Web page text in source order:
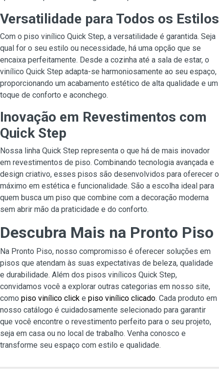
Versatilidade para Todos os Estilos
Com o piso vinílico Quick Step, a versatilidade é garantida. Seja
qual for o seu estilo ou necessidade, há uma opção que se
encaixa perfeitamente. Desde a cozinha até a sala de estar, o
vinílico Quick Step adapta-se harmoniosamente ao seu espaço,
proporcionando um acabamento estético de alta qualidade e um
toque de conforto e aconchego.
Inovação em Revestimentos com
Quick Step
Nossa linha Quick Step representa o que há de mais inovador
em revestimentos de piso. Combinando tecnologia avançada e
design criativo, esses pisos são desenvolvidos para oferecer o
máximo em estética e funcionalidade. São a escolha ideal para
quem busca um piso que combine com a decoração moderna
sem abrir mão da praticidade e do conforto.
Descubra Mais na Pronto Piso
Na Pronto Piso, nosso compromisso é oferecer soluções em
pisos que atendam às suas expectativas de beleza, qualidade
e durabilidade. Além dos pisos vinílicos Quick Step,
convidamos você a explorar outras categorias em nosso site,
como piso vinílico click e piso vinílico clicado. Cada produto em
nosso catálogo é cuidadosamente selecionado para garantir
que você encontre o revestimento perfeito para o seu projeto,
seja em casa ou no local de trabalho. Venha conosco e
transforme seu espaço com estilo e qualidade.